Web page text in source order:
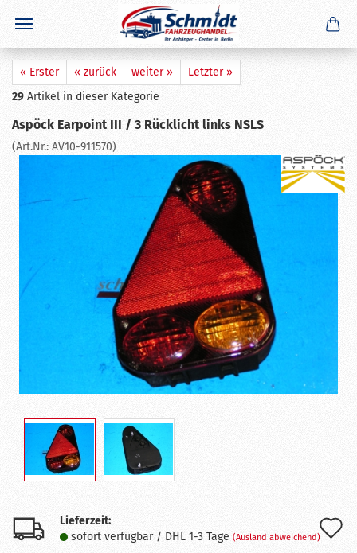
« Erster « zurück weiter »
Letzter »
29 Artikel in dieser Kategorie
Aspöck Earpoint III / 3 Rücklicht links NSLS
(Art.Nr.: AV10-911570)
Lieferzeit:
sofort verfügbar / DHL 1-3 Tage (Ausland abweichend)
×
GERADE GEKAUFT
hatErsatzrad 4.50x10 T4505633
Ausblenden